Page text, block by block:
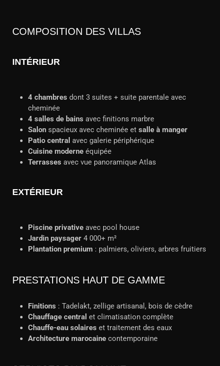
COMPOSITION DES VILLAS
INTÉRIEUR
4 chambres dont 3 suites + suite parentale avec
cheminée
4 salles de bains avec finitions marbre
Salon spacieux avec cheminée et salle à manger
Patio central avec galerie périphérique
Cuisine moderne équipée
Terrasses avec vue panoramique Atlas
EXTÉRIEUR
Piscine privative avec pool house
Jardin paysager 4 000+ m²
Plantation premium : palmiers, oliviers, arbres fruitiers
PRESTATIONS HAUT DE GAMME
Finitions : Tadelakt, zellige artisanal, bois de cèdre
Chauffage central et climatisation complète
Chauffe-eau solaires et traitement des eaux
Architecture marocaine contemporaine